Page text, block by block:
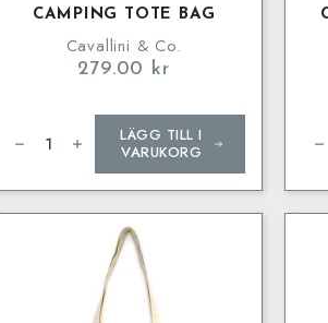
CAMPING TOTE BAG
Cavallini & Co.
279.00 kr
Bag
LÄGG TILL I
VARUKORG
of